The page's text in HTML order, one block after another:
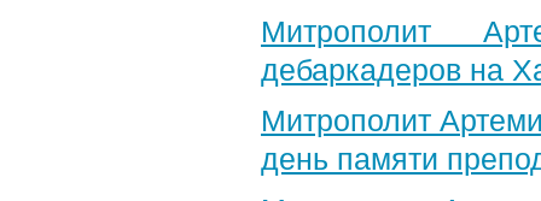
Митрополит
дебаркадеров на
Митрополит
день памяти